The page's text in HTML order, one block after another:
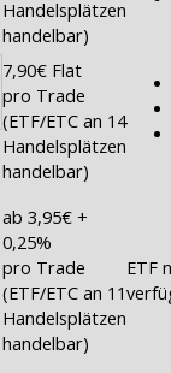
Handelsplätzen
handelbar)
7,90€ Flat
pro Trade
(ETF/ETC an 14
Handelsplätzen
handelbar)
ab 3,95€ +
0,25%
pro Trade
(ETF/ETC an 11
Handelsplätzen
handelbar)
ETF